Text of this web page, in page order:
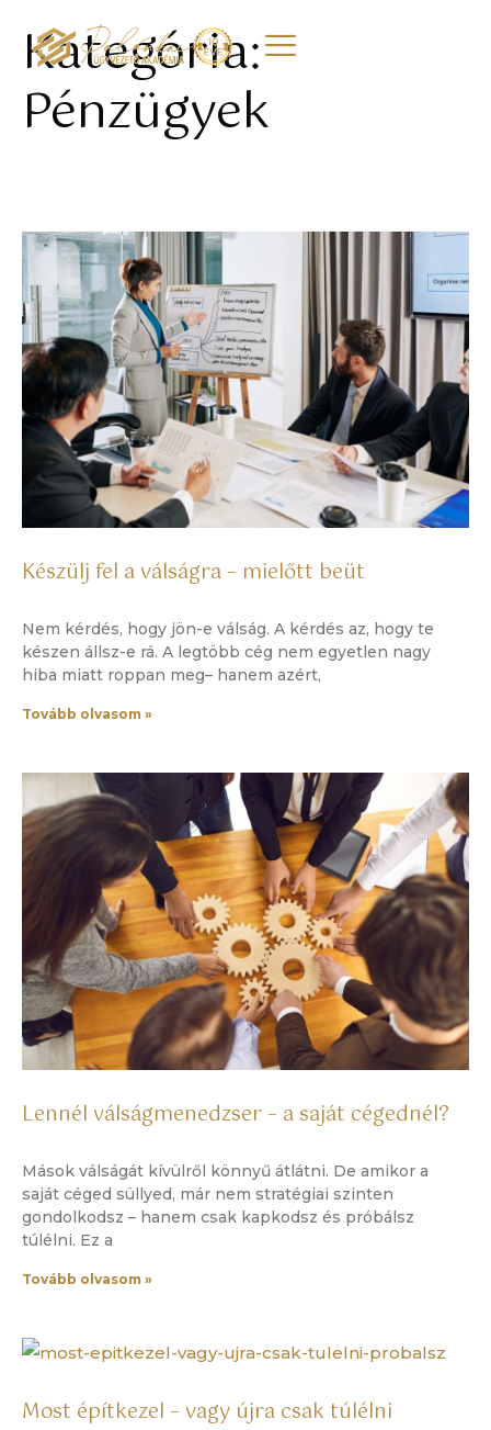
Kategória:
Pénzügyek
Készülj fel a válságra – mielőtt beüt
Nem kérdés, hogy jön-e válság. A kérdés az, hogy te
készen állsz-e rá. A legtöbb cég nem egyetlen nagy
hiba miatt roppan meg– hanem azért,
Tovább olvasom »
Lennél válságmenedzser – a saját cégednél?
Mások válságát kívülről könnyű átlátni. De amikor a
saját céged süllyed, már nem stratégiai szinten
gondolkodsz – hanem csak kapkodsz és próbálsz
túlélni. Ez a
Tovább olvasom »
Most építkezel – vagy újra csak túlélni